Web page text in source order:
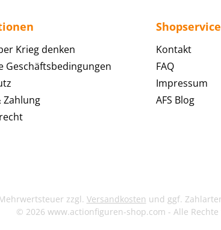
Krieg denken
Geschäftsbedingungen
Zahlung
Shopservice
Kontakt
FAQ
Impressum
AFS Blog
zzgl. Versandkosten und ggf.
© 2026 www.actionfiguren-shop.com - Alle